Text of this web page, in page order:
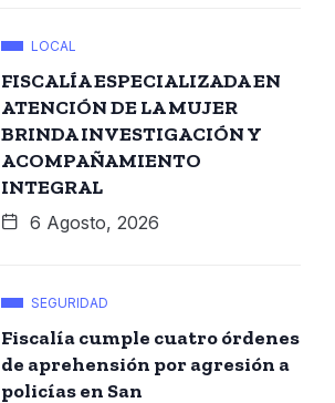
LOCAL
FISCALÍA ESPECIALIZADA EN
ATENCIÓN DE LA MUJER
BRINDA INVESTIGACIÓN Y
ACOMPAÑAMIENTO
INTEGRAL
6 Agosto, 2026
SEGURIDAD
Fiscalía cumple cuatro órdenes
de aprehensión por agresión a
policías en San